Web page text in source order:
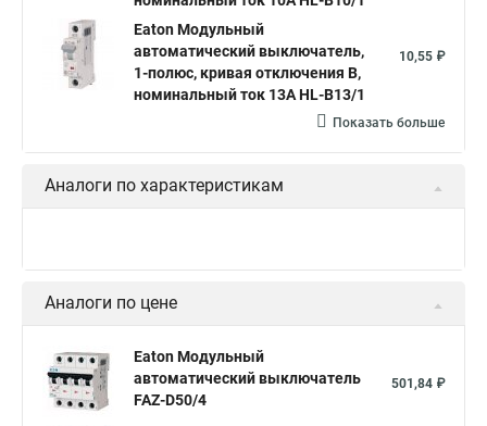
Eaton Модульный
автоматический выключатель,
1-полюс, кривая отключения B,
номинальный ток 13А HL-B13/1
10,55 ₽
Показать больше
Аналоги по характеристикам
Аналоги по цене
Eaton Модульный
автоматический выключатель
FAZ-D50/4
501,84 ₽